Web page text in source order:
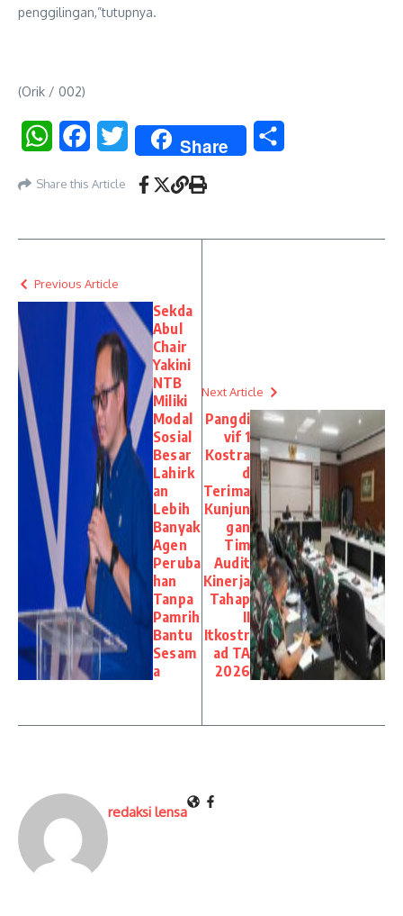
penggilingan,”tutupnya.
(Orik / 002)
WhatsAppFacebookTwitter Share
Share this Article
Previous Article
Sekda
Abul
Chair
Yakini
NTB
Miliki
Modal
Sosial
Besar
Lahirk
an
Lebih
Banyak
Agen
Peruba
han
Tanpa
Pamrih
Bantu
Sesam
a
Next Article
Pangdi
vif 1
Kostra
d
Terima
Kunjun
gan
Tim
Audit
Kinerja
Tahap
II
Itkostr
ad TA
2026
redaksi lensa